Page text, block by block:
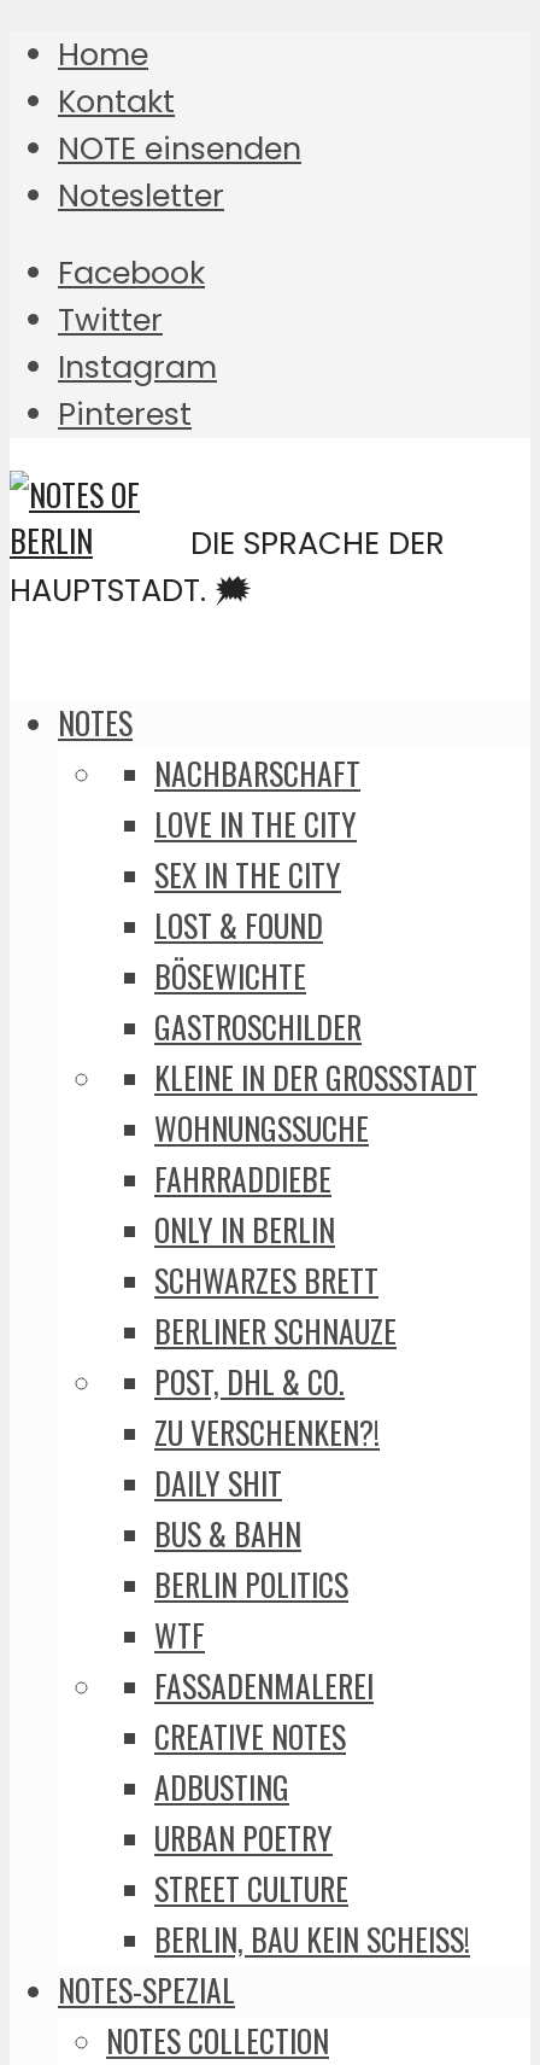
Home
Kontakt
NOTE einsenden
Notesletter
Facebook
Twitter
Instagram
Pinterest
DIE SPRACHE DER
HAUPTSTADT. 🗯️
NOTES
NACHBARSCHAFT
LOVE IN THE CITY
SEX IN THE CITY
LOST & FOUND
BÖSEWICHTE
GASTROSCHILDER
KLEINE IN DER GROSSSTADT
WOHNUNGSSUCHE
FAHRRADDIEBE
ONLY IN BERLIN
SCHWARZES BRETT
BERLINER SCHNAUZE
POST, DHL & CO.
ZU VERSCHENKEN?!
DAILY SHIT
BUS & BAHN
BERLIN POLITICS
WTF
FASSADENMALEREI
CREATIVE NOTES
ADBUSTING
URBAN POETRY
STREET CULTURE
BERLIN, BAU KEIN SCHEISS!
NOTES-SPEZIAL
NOTES COLLECTION